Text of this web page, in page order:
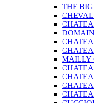
THE
MAILLY